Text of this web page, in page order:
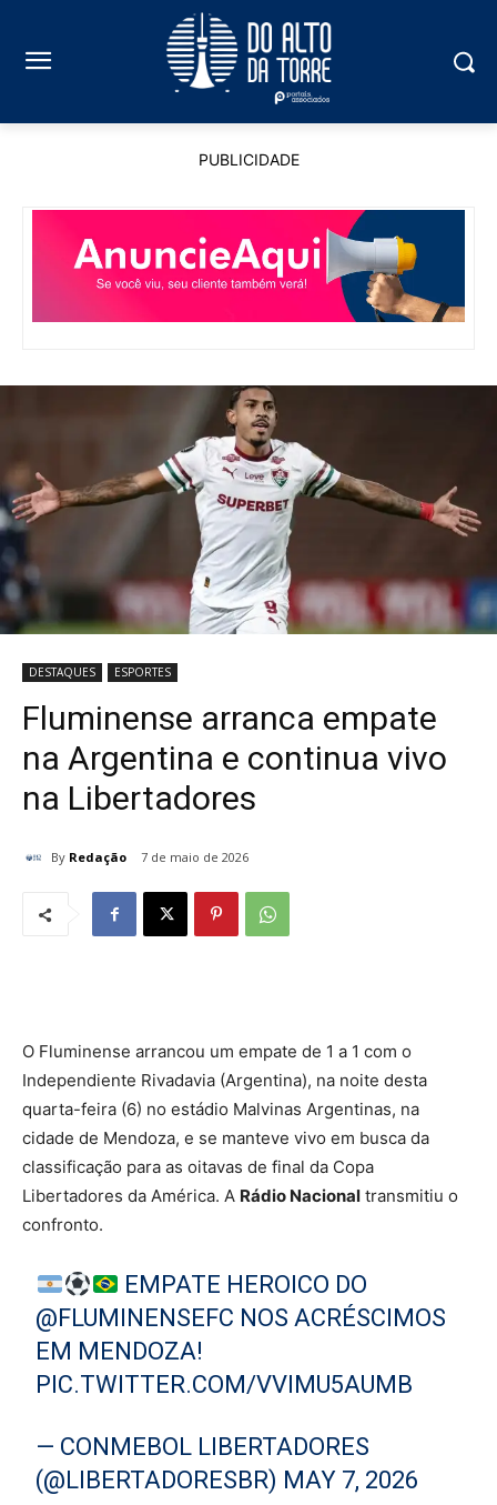
PUBLICIDADE
DESTAQUES ESPORTES
Fluminense arranca empate
na Argentina e continua vivo
na Libertadores
By Redação 7 de maio de 2026
O Fluminense arrancou um empate de 1 a 1 com o
Independiente Rivadavia (Argentina), na noite desta
quarta-feira (6) no estádio Malvinas Argentinas, na
cidade de Mendoza, e se manteve vivo em busca da
classificação para as oitavas de final da Copa
Libertadores da América. A Rádio Nacional transmitiu o
confronto.
EMPATE HEROICO DO
@FLUMINENSEFC NOS ACRÉSCIMOS
EM MENDOZA!
PIC.TWITTER.COM/VVIMU5AUMB
— CONMEBOL LIBERTADORES
(@LIBERTADORESBR) MAY 7, 2026